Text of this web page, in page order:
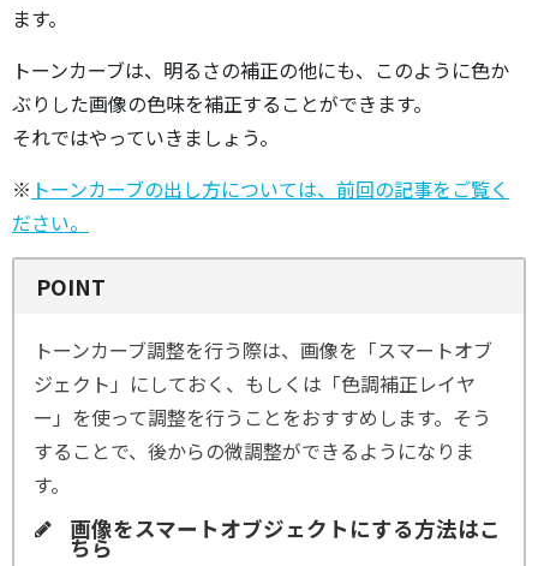
ます。
トーンカーブは、明るさの補正の他にも、このように色か
ぶりした画像の色味を補正することができます。
それではやっていきましょう。
※ トーンカーブの出し方については、前回の記事をご覧く
ださい。
POINT
トーンカーブ調整を行う際は、画像を「スマートオブ
ジェクト」にしておく、もしくは「色調補正レイヤ
ー」を使って調整を行うことをおすすめします。そう
することで、後からの微調整ができるようになりま
す。
画像をスマートオブジェクトにする方法はこ
ちら